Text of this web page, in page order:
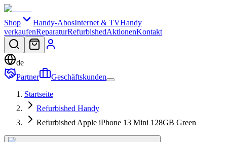
Shop Handy-AbosInternet & TVHandy
verkaufenReparaturRefurbishedAktionenKontakt
de
Partner
Geschäftskunden
Startseite
Refurbished Handy
Refurbished Apple iPhone 13 Mini 128GB Green